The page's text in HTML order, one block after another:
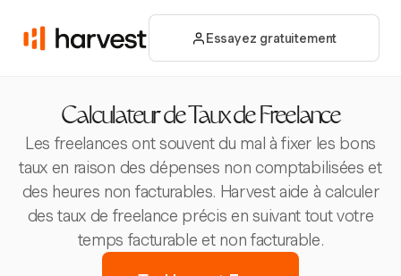
Essayez gratuitement
Calculateur de Taux de Freelance
Les freelances ont souvent du mal à fixer les bons
taux en raison des dépenses non comptabilisées et
des heures non facturables. Harvest aide à calculer
des taux de freelance précis en suivant tout votre
temps facturable et non facturable.